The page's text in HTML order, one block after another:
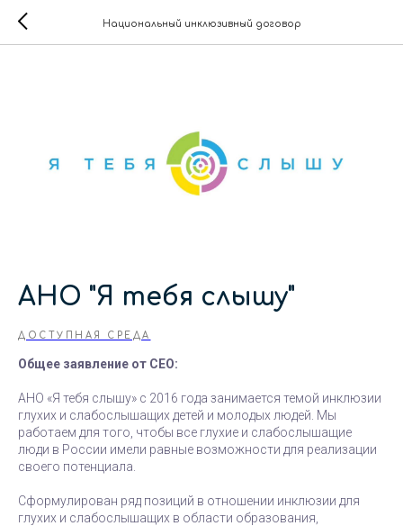
Национальный инклюзивный договор
АНО "Я тебя слышу"
ДОСТУПНАЯ СРЕДА
Общее заявление от СЕО:
АНО «Я тебя слышу» с 2016 года занимается темой инклюзии
глухих и слабослышащих детей и молодых людей. Мы
работаем для того, чтобы все глухие и слабослышащие
люди в России имели равные возможности для реализации
своего потенциала.
Сформулирован ряд позиций в отношении инклюзии для
глухих и слабослышащих в области образования,